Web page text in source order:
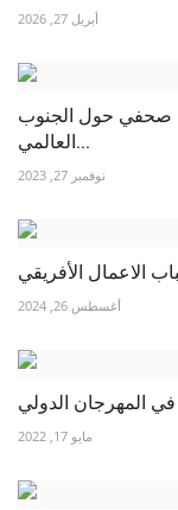
أبريل 27, 2026
خريج منحة ناصر ضمن قائمة أفضل ١٥ صحفي حول الجنوب
العالمي...
نوفمبر 27, 2023
الاعمال الأفريقي
أغسطس 26, 2024
مايو 17, 2022